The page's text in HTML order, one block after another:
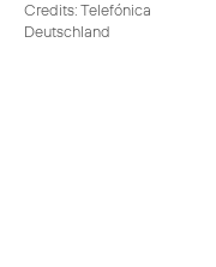
Credits: Telefónica
Deutschland